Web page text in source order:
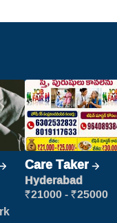
Care Taker
Hyderabad
₹21000 - ₹25000